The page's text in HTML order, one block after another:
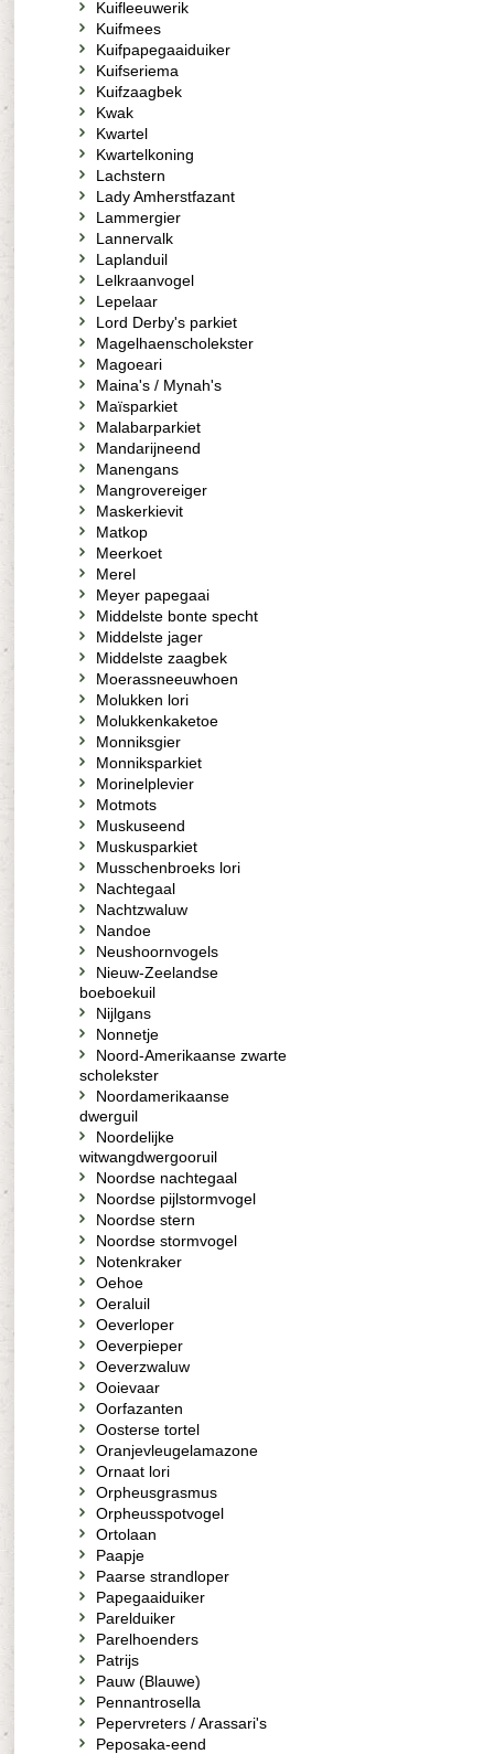
Kuifleeuwerik
Kuifmees
Kuifpapegaaiduiker
Kuifseriema
Kuifzaagbek
Kwak
Kwartel
Kwartelkoning
Lachstern
Lady Amherstfazant
Lammergier
Lannervalk
Laplanduil
Lelkraanvogel
Lepelaar
Lord Derby's parkiet
Magelhaenscholekster
Magoeari
Maina's / Mynah's
Maïsparkiet
Malabarparkiet
Mandarijneend
Manengans
Mangrovereiger
Maskerkievit
Matkop
Meerkoet
Merel
Meyer papegaai
Middelste bonte specht
Middelste jager
Middelste zaagbek
Moerassneeuwhoen
Molukken lori
Molukkenkaketoe
Monniksgier
Monniksparkiet
Morinelplevier
Motmots
Muskuseend
Muskusparkiet
Musschenbroeks lori
Nachtegaal
Nachtzwaluw
Nandoe
Neushoornvogels
Nieuw-Zeelandse
boeboekuil
Nijlgans
Nonnetje
Noord-Amerikaanse zwarte
scholekster
Noordamerikaanse
dwerguil
Noordelijke
witwangdwergooruil
Noordse nachtegaal
Noordse pijlstormvogel
Noordse stern
Noordse stormvogel
Notenkraker
Oehoe
Oeraluil
Oeverloper
Oeverpieper
Oeverzwaluw
Ooievaar
Oorfazanten
Oosterse tortel
Oranjevleugelamazone
Ornaat lori
Orpheusgrasmus
Orpheusspotvogel
Ortolaan
Paapje
Paarse strandloper
Papegaaiduiker
Parelduiker
Parelhoenders
Patrijs
Pauw (Blauwe)
Pennantrosella
Pepervreters / Arassari's
Peposaka-eend